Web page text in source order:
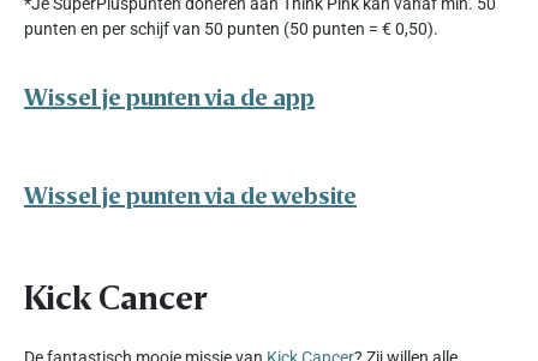
punten en per schijf van 50 punten (50 punten = € 0,50).
Wissel je punten via de app
Wissel je punten via de website
Kick Cancer